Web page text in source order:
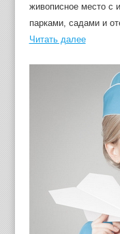
живописное место с
парками, садами и
Читать далее